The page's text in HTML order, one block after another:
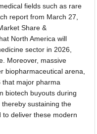
fields such as rare
report from March 27,
Share &
North America will
sector in 2026,
Moreover, massive
biopharmaceutical arena,
that major pharma
biotech buyouts during
sustaining the
deliver these modern